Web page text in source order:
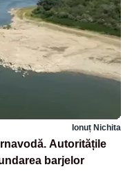
Ionuț Nichita
Autoritățile
barjelor